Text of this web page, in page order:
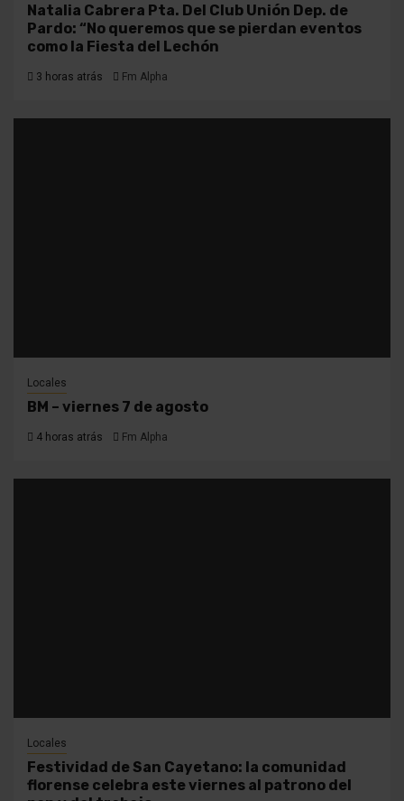
Natalia Cabrera Pta. Del Club Unión Dep. de
Pardo: “No queremos que se pierdan eventos
como la Fiesta del Lechón
3 horas atrás Fm Alpha
Locales
BM – viernes 7 de agosto
4 horas atrás Fm Alpha
Locales
Festividad de San Cayetano: la comunidad
florense celebra este viernes al patrono del